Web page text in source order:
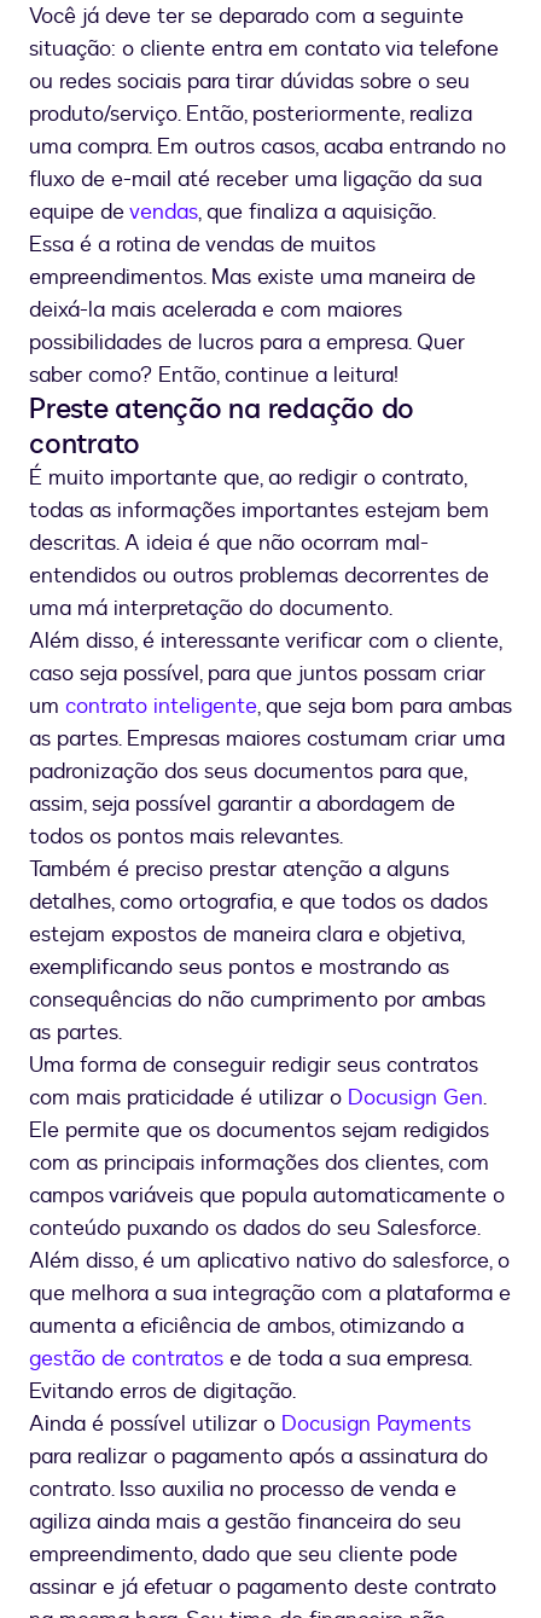
Você já deve ter se deparado com a seguinte
situação: o cliente entra em contato via telefone
ou redes sociais para tirar dúvidas sobre o seu
produto/serviço. Então, posteriormente, realiza
uma compra. Em outros casos, acaba entrando no
fluxo de e-mail até receber uma ligação da sua
equipe devendas, que finaliza a aquisição.
Essa é a rotina de vendas de muitos
empreendimentos. Mas existe uma maneira de
deixá-la mais acelerada e com maiores
possibilidades de lucros para a empresa. Quer
saber como? Então, continue a leitura!
Preste atenção na redação do
contrato
É muito importante que, ao redigir o contrato,
todas as informações importantes estejam bem
descritas. A ideia é que não ocorram mal-
entendidos ou outros problemas decorrentes de
uma má interpretação do documento.
Além disso, é interessante verificar com o cliente,
caso seja possível, para que juntos possam criar
um contrato inteligente, que seja bom para ambas
as partes. Empresas maiores costumam criar uma
padronização dos seus documentos para que,
assim, seja possível garantir a abordagem de
todos os pontos mais relevantes.
Também é preciso prestar atenção a alguns
detalhes, como ortografia, e que todos os dados
estejam expostos de maneira clara e objetiva,
exemplificando seus pontos e mostrando as
consequências do não cumprimento por ambas
as partes.
Uma forma de conseguir redigir seus contratos
com mais praticidade é utilizar o Docusign Gen.
Ele permite que os documentos sejam redigidos
com as principais informações dos clientes, com
campos variáveis que popula automaticamente o
conteúdo puxando os dados do seu Salesforce.
Além disso, é um aplicativo nativo do salesforce, o
que melhora a sua integração com a plataforma e
aumenta a eficiência de ambos, otimizando a
gestão de contratos e de toda a sua empresa.
Evitando erros de digitação.
Ainda é possível utilizar o Docusign Payments
para realizar o pagamento após a assinatura do
contrato. Isso auxilia no processo de venda e
agiliza ainda mais a gestão financeira do seu
empreendimento, dado que seu cliente pode
assinar e já efetuar o pagamento deste contrato